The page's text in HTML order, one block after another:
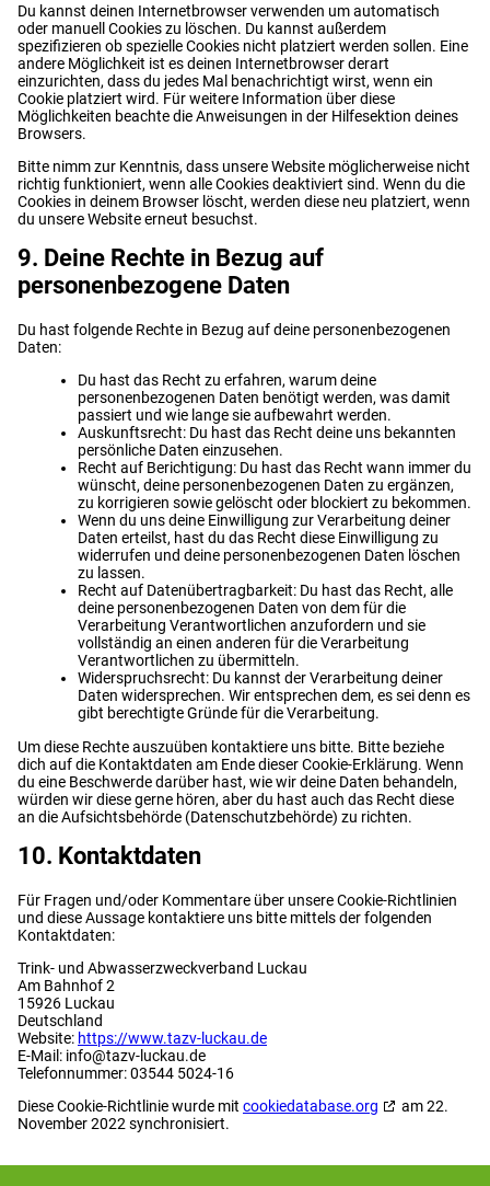
Du kannst deinen Internetbrowser verwenden um automatisch
oder manuell Cookies zu löschen. Du kannst außerdem
spezifizieren ob spezielle Cookies nicht platziert werden sollen. Eine
andere Möglichkeit ist es deinen Internetbrowser derart
einzurichten, dass du jedes Mal benachrichtigt wirst, wenn ein
Cookie platziert wird. Für weitere Information über diese
Möglichkeiten beachte die Anweisungen in der Hilfesektion deines
Browsers.
Bitte nimm zur Kenntnis, dass unsere Website möglicherweise nicht
richtig funktioniert, wenn alle Cookies deaktiviert sind. Wenn du die
Cookies in deinem Browser löscht, werden diese neu platziert, wenn
du unsere Website erneut besuchst.
9. Deine Rechte in Bezug auf
personenbezogene Daten
Du hast folgende Rechte in Bezug auf deine personenbezogenen
Daten:
Du hast das Recht zu erfahren, warum deine
personenbezogenen Daten benötigt werden, was damit
passiert und wie lange sie aufbewahrt werden.
Auskunftsrecht: Du hast das Recht deine uns bekannten
persönliche Daten einzusehen.
Recht auf Berichtigung: Du hast das Recht wann immer du
wünscht, deine personenbezogenen Daten zu ergänzen,
zu korrigieren sowie gelöscht oder blockiert zu bekommen.
Wenn du uns deine Einwilligung zur Verarbeitung deiner
Daten erteilst, hast du das Recht diese Einwilligung zu
widerrufen und deine personenbezogenen Daten löschen
zu lassen.
Recht auf Datenübertragbarkeit: Du hast das Recht, alle
deine personenbezogenen Daten von dem für die
Verarbeitung Verantwortlichen anzufordern und sie
vollständig an einen anderen für die Verarbeitung
Verantwortlichen zu übermitteln.
Widerspruchsrecht: Du kannst der Verarbeitung deiner
Daten widersprechen. Wir entsprechen dem, es sei denn es
gibt berechtigte Gründe für die Verarbeitung.
Um diese Rechte auszuüben kontaktiere uns bitte. Bitte beziehe
dich auf die Kontaktdaten am Ende dieser Cookie-Erklärung. Wenn
du eine Beschwerde darüber hast, wie wir deine Daten behandeln,
würden wir diese gerne hören, aber du hast auch das Recht diese
an die Aufsichtsbehörde (Datenschutzbehörde) zu richten.
10. Kontaktdaten
Für Fragen und/oder Kommentare über unsere Cookie-Richtlinien
und diese Aussage kontaktiere uns bitte mittels der folgenden
Kontaktdaten:
Trink- und Abwasserzweckverband Luckau
Am Bahnhof 2
15926 Luckau
Deutschland
Website: https://www.tazv-luckau.de
E-Mail: info@tazv-luckau.de
Telefonnummer: 03544 5024-16
Diese Cookie-Richtlinie wurde mit cookiedatabase.org
am 22.
November 2022 synchronisiert.